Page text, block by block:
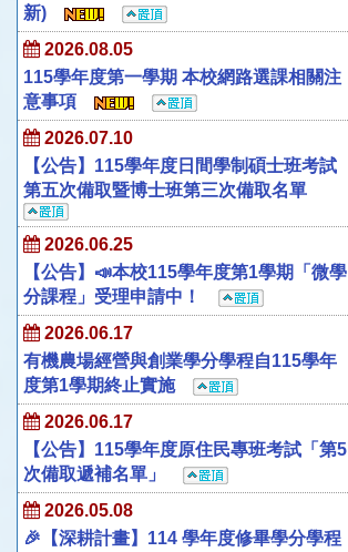
新)
2026.08.05
115學年度第一學期 本校網路選課相關注
意事項
2026.07.10
【公告】115學年度日間學制碩士班考試
第五次備取暨博士班第三次備取名單
2026.06.25
【公告】📣本校115學年度第1學期「微學
分課程」受理申請中！
2026.06.17
有機農場經營與創業學分學程自115學年
度第1學期終止實施
2026.06.17
【公告】115學年度原住民專班考試「第5
次備取遞補名單」
2026.05.08
🎉【深耕計畫】114 學年度修畢學分學程